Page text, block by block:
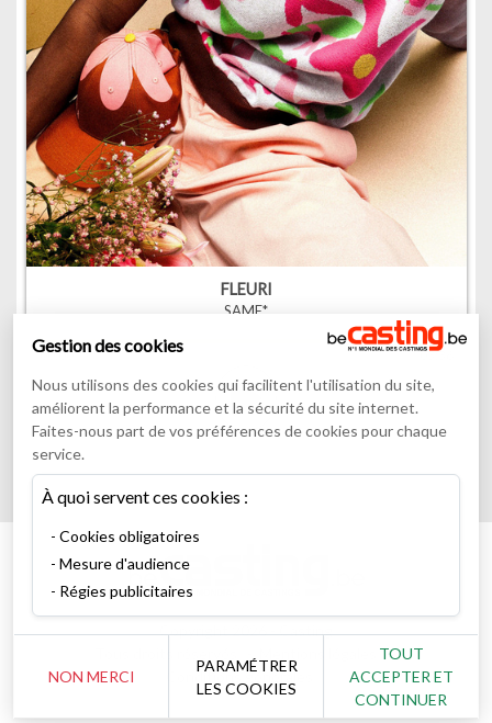
SAME*
FLEURI
00:00 03:36
Copyright 2026 - Casting
Conditions générales
Gestion des cookies
Nous utilisons des cookies qui facilitent l'utilisation du site,
améliorent la performance et la sécurité du site internet.
Faites-nous part de vos préférences de cookies pour chaque
service.
À quoi servent ces cookies :
Cookies obligatoires
Mesure d'audience
Régies publicitaires
NON MERCI
PARAMÉTRER
LES COOKIES
TOUT
ACCEPTER ET
CONTINUER